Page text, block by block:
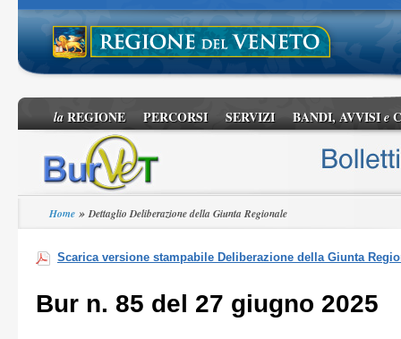
laREGIONE PERCORSI SERVIZI BANDI, AVVISIe
Home »Dettaglio Deliberazione della Giunta Regionale
Scarica versione stampabile Deliberazione della Giunta
Bur n. 85 del 27 giugno 2025